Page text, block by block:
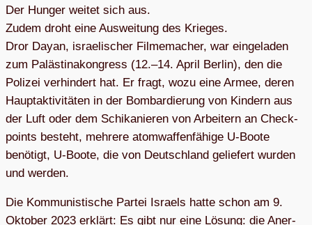
Der Hun­ger wei­tet sich aus.
Zudem droht eine Aus­wei­tung des Krie­ges.
Dror Dayan, israe­li­scher Fil­me­ma­cher, war ein­ge­la­den
zum Paläs­ti­na­kon­gress (12.–14. April Ber­lin), den die
Poli­zei ver­hin­dert hat. Er fragt, wozu eine Armee, deren
Haupt­ak­ti­vi­tä­ten in der Bom­bar­die­rung von Kin­dern aus
der Luft oder dem Schi­ka­nie­ren von Arbei­tern an Check­
points besteht, meh­rere atom­waf­fen­fä­hige U‑Boote
benö­tigt, U‑Boote, die von Deutsch­land gelie­fert wur­den
und werden.
Die Kom­mu­nis­ti­sche Par­tei Isra­els hatte schon am 9.
Okto­ber 2023 erklärt: Es gibt nur eine Lösung: die Aner­